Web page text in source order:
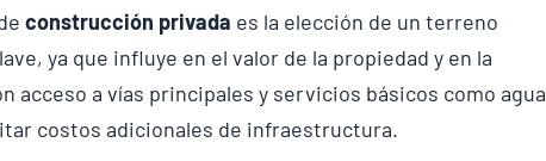
construcción privada es la elección de un terreno
ya que influye en el valor de la propiedad y en la
acceso a vías principales y servicios básicos como agua
costos adicionales de infraestructura.